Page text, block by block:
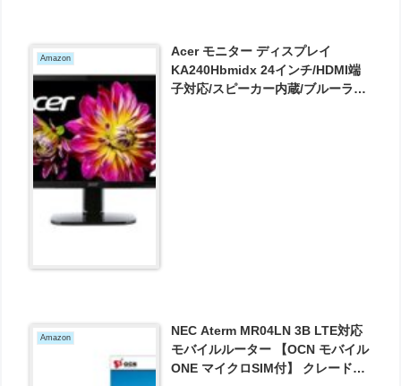
Amazon
Acer モニター ディスプレイ
KA240Hbmidx 24インチ/HDMI端
子対応/スピーカー内蔵/ブルーライ
Amazon
NEC Aterm MR04LN 3B LTE対応
モバイルルーター 【OCN モバイル
ONE マイクロSIM付】 クレードル